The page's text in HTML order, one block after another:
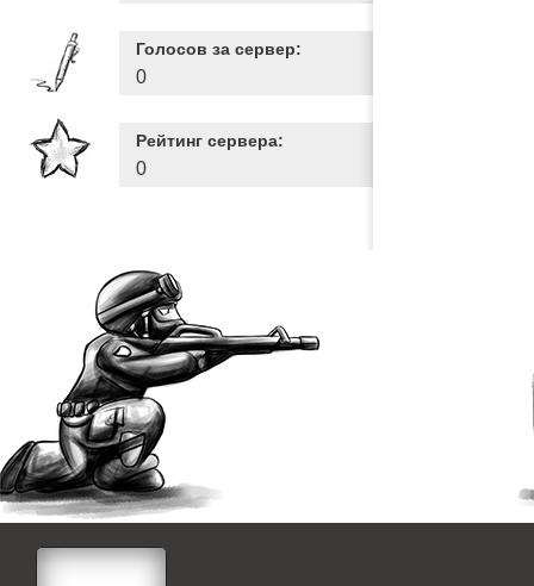
Голосов за сервер:
0
Рейтинг сервера:
0